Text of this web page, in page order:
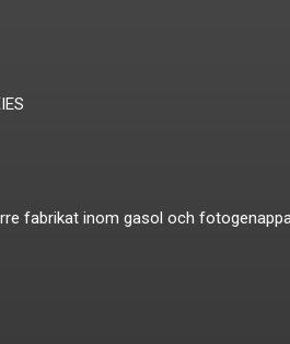
fabrikat inom gasol och